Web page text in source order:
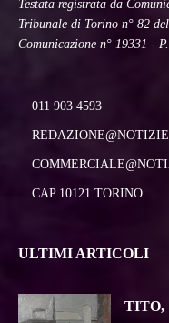
Testata registrata da
Tribunale di Torino n° 82
Comunicazione n° 19331 -
011 903 4593
CAP 10121 TORINO
ULTIMI ARTICOLI
TITO,